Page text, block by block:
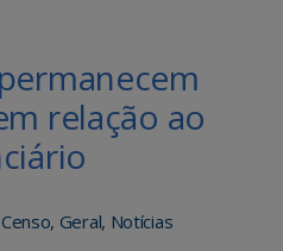
relação ao
Censo, Geral, Notícias